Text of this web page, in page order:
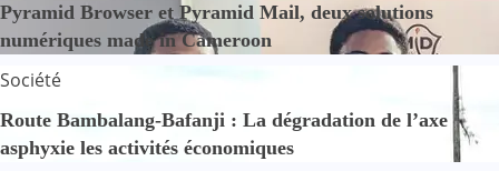
Pyramid Browser et Pyramid Mail, deux solutions
numériques made in Cameroon
Société
Route Bambalang-Bafanji : La dégradation de l’axe
asphyxie les activités économiques